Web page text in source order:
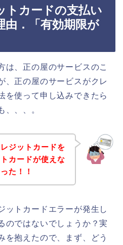
トカードの支払い
由．「有効期限が
は、正の屋のサービスのこ
、正の屋のサービスがクレ
を使って申し込みできたら
、、、。
ジットカードを
カードが使えな
た！！
ットカードエラーが発生し
のではないでしょうか？実
を抱えたので、まず、どう